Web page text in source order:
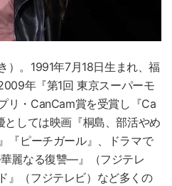
）。1991年7月18日生まれ、福
年『第1回 東京スーパーモ
リ・CanCam賞を受賞し『Ca
しては映画『桐島、部活やめ
『ピーチガール』、ドラマで
麗なる復讐―』（フジテレ
』（フジテレビ）など多くの